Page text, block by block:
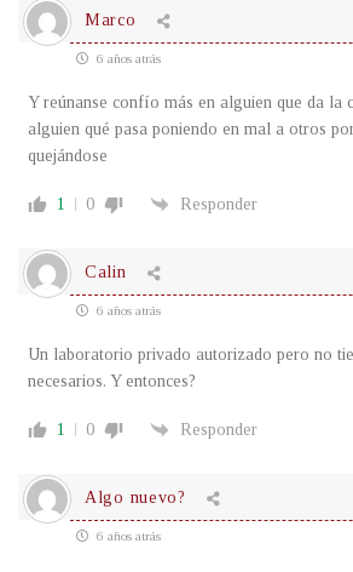
Marco
6 años atrás
Y reúnanse confío más en alguien que da la
alguien qué pasa poniendo en mal a otros
quejándose
1 0 Responder
Calin
6 años atrás
Un laboratorio privado autorizado pero no
necesarios. Y entonces?
1 0 Responder
Algo nuevo?
6 años atrás